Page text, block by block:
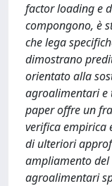
factor loading e
compongono, è
che lega
dimostrano
orientato alla
agroalimentari e
paper offre un
verifica empirica
di ulteriori
ampliamento del
agroalimentari